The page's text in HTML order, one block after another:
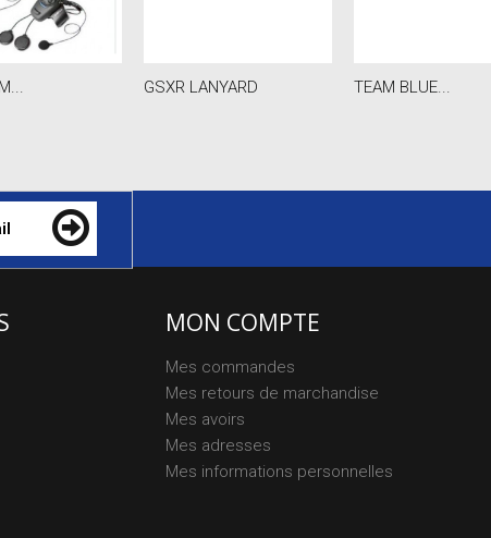
GSXR LANYARD TEAM BLUE...
MON COMPTE
Mes commandes
Mes retours de marchandise
Mes avoirs
Mes adresses
Mes informations personnelles